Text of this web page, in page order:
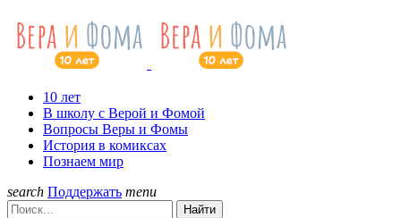
10 лет
В школу с Верой и Фомой
Вопросы Веры и Фомы
История в комиксах
Познаем мир
search Поддержать menu
Найти